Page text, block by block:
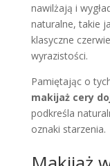
nawilżają i
naturalne, takie
klasyczne
wyrazistości.
Pamiętając o
makijaż cery
podkreśla
oznaki starzenia.